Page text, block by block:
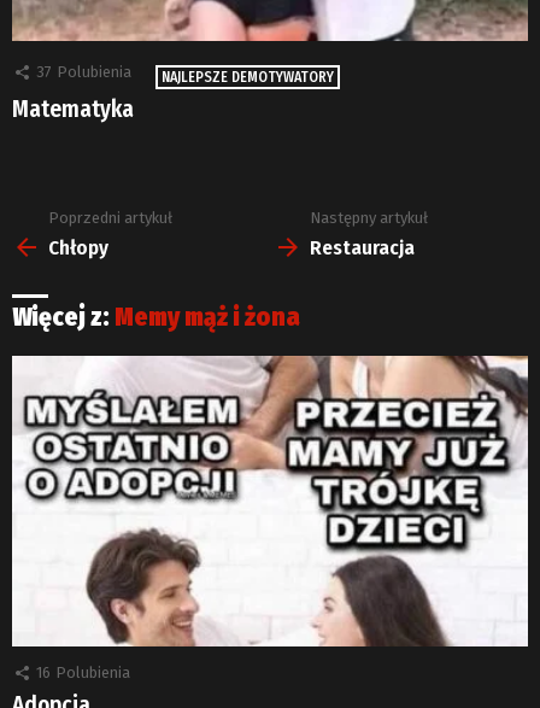
37 Polubienia NAJLEPSZE DEMOTYWATORY
Matematyka
Zobacz
więcej
Poprzedni artykuł
Chłopy
Następny artykuł
Restauracja
Więcej z: Memy mąż i żona
16 Polubienia